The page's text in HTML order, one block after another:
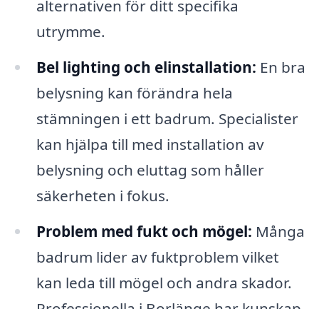
alternativen för ditt specifika
utrymme.
Bel lighting och elinstallation: En bra
belysning kan förändra hela
stämningen i ett badrum. Specialister
kan hjälpa till med installation av
belysning och eluttag som håller
säkerheten i fokus.
Problem med fukt och mögel: Många
badrum lider av fuktproblem vilket
kan leda till mögel och andra skador.